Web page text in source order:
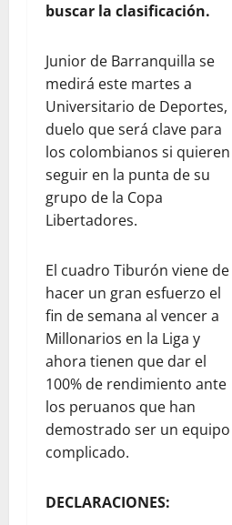
buscar la clasificación.
Junior de Barranquilla se
medirá este martes a
Universitario de Deportes,
duelo que será clave para
los colombianos si quieren
seguir en la punta de su
grupo de la Copa
Libertadores.
El cuadro Tiburón viene de
hacer un gran esfuerzo el
fin de semana al vencer a
Millonarios en la Liga y
ahora tienen que dar el
100% de rendimiento ante
los peruanos que han
demostrado ser un equipo
complicado.
DECLARACIONES: